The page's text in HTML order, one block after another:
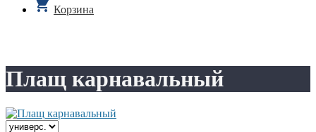
Корзина
Плащ карнавальный